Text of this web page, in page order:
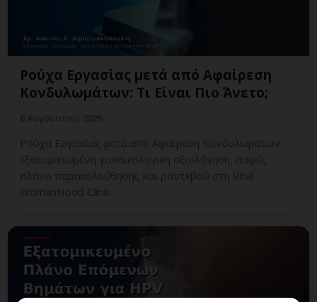
Ρούχα Εργασίας μετά από Αφαίρεση
Κονδυλωμάτων: Τι Είναι Πιο Άνετο;
Ρούχα Εργασίας μετά από Αφαίρεση Κονδυλωμάτων:
εξατομικευμένη γυναικολογική αξιολόγηση, σαφές
πλάνο παρακολούθησης και ραντεβού στη Vital
WomanHood Clinic